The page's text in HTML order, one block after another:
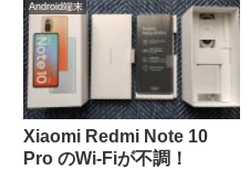
Android端末
Xiaomi Redmi Note 10
Pro のWi-Fiが不調！